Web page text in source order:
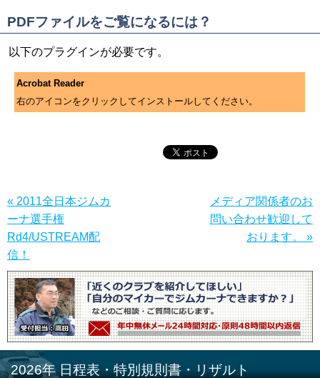
PDFファイルをご覧になるには？
以下のプラグインが必要です。
Acrobat Reader
右のアイコンをクリックしてインストールしてください。
« 2011全日本ジムカ
ーナ選手権
Rd4/USTREAM配
信！
メディア関係者のお
問い合わせ歓迎して
おります。 »
2026年 日程表・特別規則書・リザルト